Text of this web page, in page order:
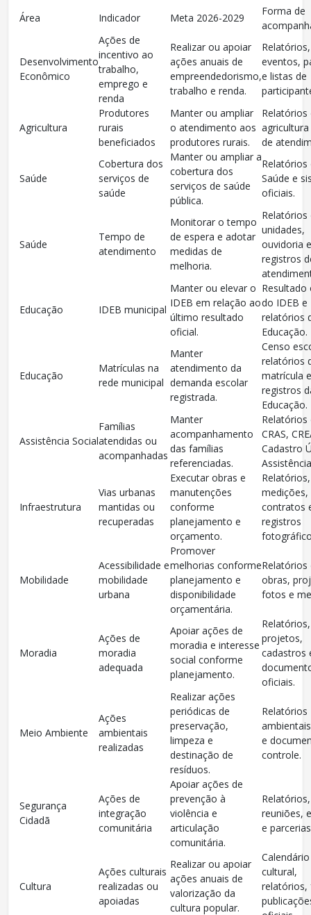
Área Indicador Meta 2026-2029
Forma de
Desenvolvimento
Econômico
Ações de
incentivo ao
trabalho,
emprego e
renda
Realizar ou apoiar
ações anuais de
empreendedorismo,
trabalho e renda.
Relatórios,
eventos,
e listas de
Agricultura
Produtores
rurais
beneficiados
Manter ou ampliar
o atendimento aos
produtores rurais.
Relatórios
de
Saúde
Cobertura dos
serviços de
saúde
Manter ou ampliar a
cobertura dos
serviços de saúde
pública.
Relatórios
Saúde e
oficiais.
Saúde
Tempo de
atendimento
Monitorar o tempo
de espera e adotar
medidas de
melhoria.
Relatórios
unidades,
ouvidoria e
registros
Educação IDEB municipal
Manter ou elevar o
IDEB em relação ao
último resultado
oficial.
Resultado
do IDEB e
relatórios
Educação.
Educação
Matrículas na
rede municipal
Manter
atendimento da
demanda escolar
registrada.
Censo
relatórios
matrícula e
registros
Educação.
Assistência Social
Famílias
atendidas ou
acompanhadas
Manter
acompanhamento
das famílias
referenciadas.
Relatórios
CRAS,
Cadastro
Infraestrutura
Vias urbanas
mantidas ou
recuperadas
Executar obras e
manutenções
conforme
planejamento e
orçamento.
Relatórios,
medições,
contratos
registros
Mobilidade
Acessibilidade e
mobilidade
urbana
Promover
melhorias conforme
planejamento e
disponibilidade
orçamentária.
Relatórios
obras,
fotos e
Moradia
Ações de
moradia
adequada
Apoiar ações de
moradia e interesse
social conforme
planejamento.
Relatórios,
projetos,
cadastros
oficiais.
Meio Ambiente
Ações
ambientais
realizadas
Realizar ações
periódicas de
preservação,
limpeza e
destinação de
resíduos.
Relatórios
e
controle.
Segurança
Cidadã
Ações de
integração
comunitária
Apoiar ações de
prevenção à
violência e
articulação
comunitária.
Relatórios,
reuniões,
e
Cultura
Ações culturais
realizadas ou
apoiadas
Realizar ou apoiar
ações anuais de
valorização da
cultura popular.
Calendário
cultural,